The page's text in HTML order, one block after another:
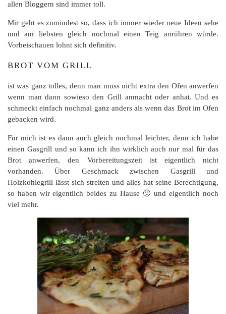
allen Bloggern sind immer toll.
Mir geht es zumindest so, dass ich immer wieder neue Ideen sehe
und am liebsten gleich nochmal einen Teig anrühren würde.
Vorbeischauen lohnt sich definitiv.
BROT VOM GRILL
ist was ganz tolles, denn man muss nicht extra den Ofen anwerfen
wenn man dann sowieso den Grill anmacht oder anhat. Und es
schmeckt einfach nochmal ganz anders als wenn das Brot im Ofen
gebacken wird.
Für mich ist es dann auch gleich nochmal leichter, denn ich habe
einen Gasgrill und so kann ich ihn wirklich auch nur mal für das
Brot anwerfen, den Vorbereitungszeit ist eigentlich nicht
vorhanden. Über Geschmack zwischen Gasgrill und
Holzkohlegrill lässt sich streiten und alles hat seine Berechtigung,
so haben wir eigentlich beides zu Hause 🙂 und eigentlich noch
viel mehr.